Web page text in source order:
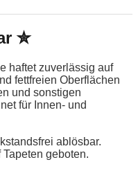
✮
haftet zuverlässig auf
fettfreien Oberflächen
und sonstigen
für Innen- und
ablösbar.
geboten.